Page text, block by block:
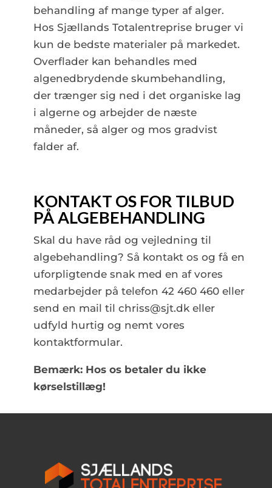
behandling af mange typer af alger.
Hos Sjællands Totalentreprise bruger vi
kun de bedste materialer på markedet.
Overflader kan behandles med
algenedbrydende skumbehandling,
der trænger sig ned i det organiske lag
i algerne og arbejder de næste
måneder, så alger og mos gradvist
falder af.
KONTAKT OS FOR TILBUD
PÅ ALGEBEHANDLING
Skal du have råd og vejledning til
algebehandling? Så kontakt os og få en
uforpligtende snak med en af vores
medarbejder på telefon 42 460 460 eller
send en mail til chriss@sjt.dk eller
udfyld hurtig og nemt vores
kontaktformular.
Bemærk: Hos os betaler du ikke
kørselstillæg!